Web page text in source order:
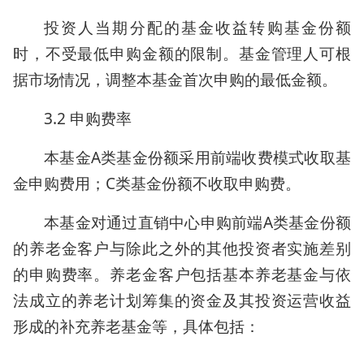
投资人当期分配的基金收益转购基金份额
时，不受最低申购金额的限制。基金管理人可根
据市场情况，调整本基金首次申购的最低金额。
3.2 申购费率
本基金A类基金份额采用前端收费模式收取基
金申购费用；C类基金份额不收取申购费。
本基金对通过直销中心申购前端A类基金份额
的养老金客户与除此之外的其他投资者实施差别
的申购费率。养老金客户包括基本养老基金与依
法成立的养老计划筹集的资金及其投资运营收益
形成的补充养老基金等，具体包括：